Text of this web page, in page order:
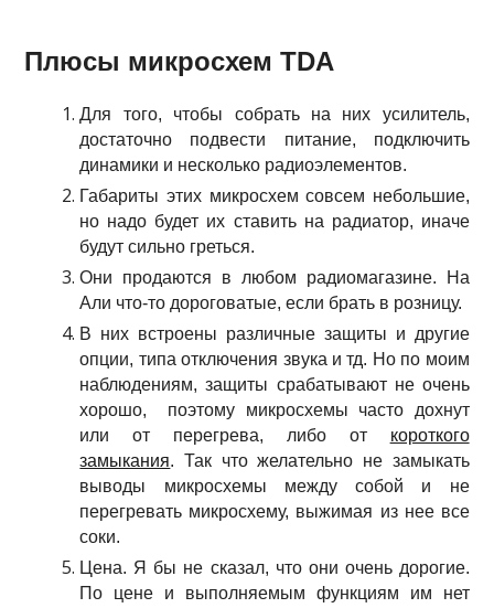
Плюсы микросхем TDA
Для того, чтобы собрать на них усилитель,
достаточно подвести питание, подключить
динамики и несколько радиоэлементов.
Габариты этих микросхем совсем небольшие,
но надо будет их ставить на радиатор, иначе
будут сильно греться.
Они продаются в любом радиомагазине. На
Али что-то дороговатые, если брать в розницу.
В них встроены различные защиты и другие
опции, типа отключения звука и тд. Но по моим
наблюдениям, защиты срабатывают не очень
хорошо, поэтому микросхемы часто дохнут
или от перегрева, либо от короткого
замыкания. Так что желательно не замыкать
выводы микросхемы между собой и не
перегревать микросхему, выжимая из нее все
соки.
Цена. Я бы не сказал, что они очень дорогие.
По цене и выполняемым функциям им нет